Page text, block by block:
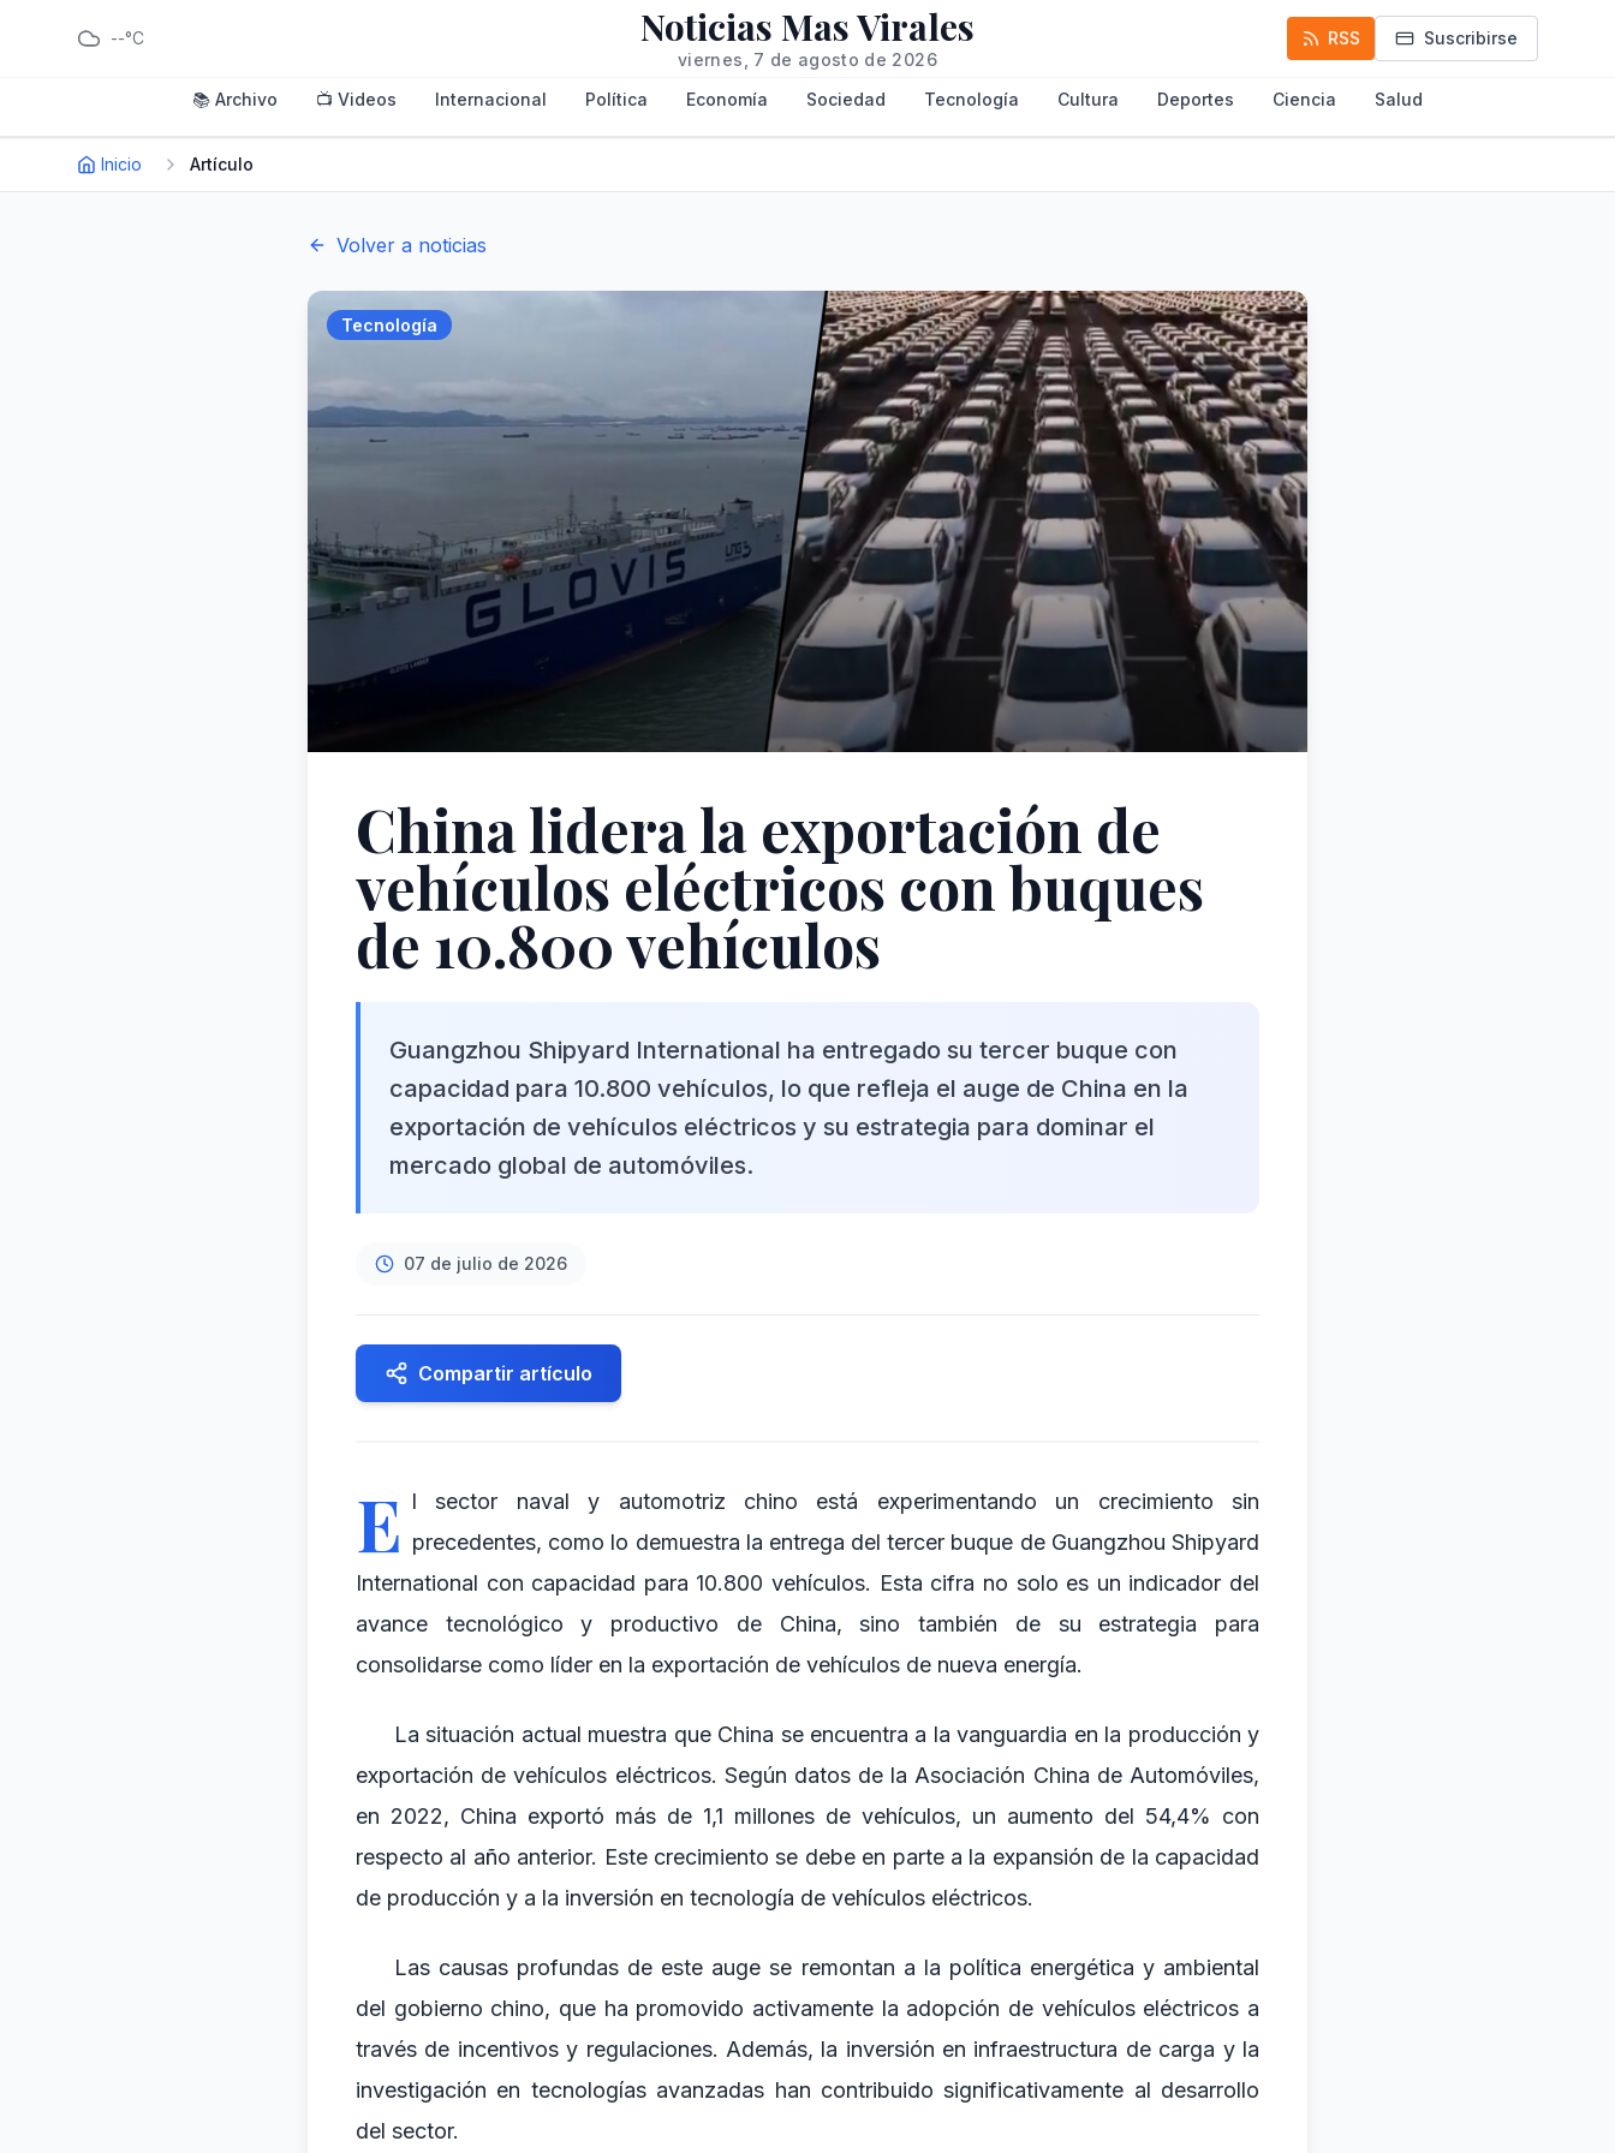
--°C Noticias Mas Virales
viernes, 7 de agosto de 2026
RSS Suscribirse
📚 Archivo 📺 Videos Internacional Política Economía Sociedad Tecnología Cultura Deportes Ciencia Salud
Inicio Artículo
Volver a noticias
Tecnología
China lidera la exportación de
vehículos eléctricos con buques
de 10.800 vehículos
Guangzhou Shipyard International ha entregado su tercer buque con
capacidad para 10.800 vehículos, lo que refleja el auge de China en la
exportación de vehículos eléctricos y su estrategia para dominar el
mercado global de automóviles.
07 de julio de 2026
Compartir artículo
E l sector naval y automotriz chino está experimentando un crecimiento sin
precedentes, como lo demuestra la entrega del tercer buque de Guangzhou Shipyard
International con capacidad para 10.800 vehículos. Esta cifra no solo es un indicador del
avance tecnológico y productivo de China, sino también de su estrategia para
consolidarse como líder en la exportación de vehículos de nueva energía.
La situación actual muestra que China se encuentra a la vanguardia en la producción y
exportación de vehículos eléctricos. Según datos de la Asociación China de Automóviles,
en 2022, China exportó más de 1,1 millones de vehículos, un aumento del 54,4% con
respecto al año anterior. Este crecimiento se debe en parte a la expansión de la capacidad
de producción y a la inversión en tecnología de vehículos eléctricos.
Las causas profundas de este auge se remontan a la política energética y ambiental
del gobierno chino, que ha promovido activamente la adopción de vehículos eléctricos a
través de incentivos y regulaciones. Además, la inversión en infraestructura de carga y la
investigación en tecnologías avanzadas han contribuido significativamente al desarrollo
del sector.